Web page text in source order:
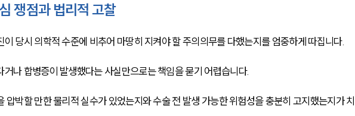
쟁점과 법리적 고찰
당시 의학적 수준에 비추어 마땅히 지켜야 할 주의의무를 다했는지를 엄중하게 따집니다.
나 합병증이 발생했다는 사실만으로는 책임을 묻기 어렵습니다.
압박할 만한 물리적 실수가 있었는지와 수술 전 발생 가능한 위험성을 충분히 고지했는지가 치